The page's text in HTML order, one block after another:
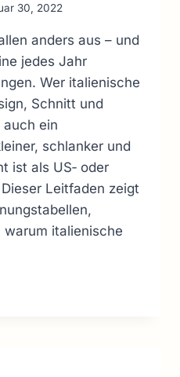
30, 2022
anders aus – und
jedes Jahr
Wer italienische
Schnitt und
auch ein
schlanker und
ist als US‑ oder
Leitfaden zeigt
italienische